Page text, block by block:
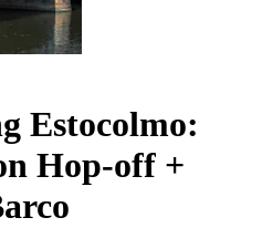
Estocolmo:
Hop-off +